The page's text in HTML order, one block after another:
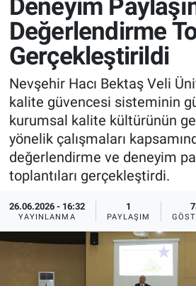
Deneyim
Değerlendirme
Gerçekleştirildi
Nevşehir Hacı Bektaş Veli
kalite güvencesi sisteminin
kurumsal kalite kültürünün
yönelik çalışmaları
değerlendirme ve deneyim
toplantıları gerçekleştirdi.
26.06.2026 - 16:32
YAYINLANMA
1
PAYLAŞIM
Sağlık
Yerel
Genel
Asayiş
İlan - Duyuru- Mesaj
Türkiye Gündemi
Sizden Gelenler
Yaşam
Sağlık
Eğitim
Kültür
3.Sayfa
İlan - Duyuru- Mesaj
Türkiye Gündemi
Sizden Gelenler